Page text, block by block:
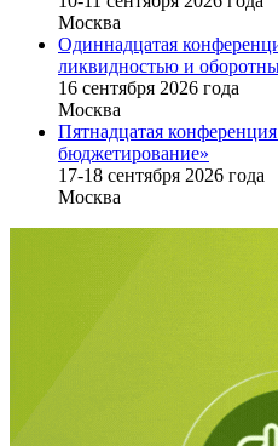
Москва
Одиннадцатая
ликвидностью и
16 cентября 2026 года
Москва
Пятнадцатая
бюджетирование»
17-18 сентября 2026 года
Москва